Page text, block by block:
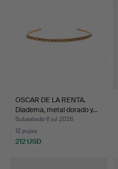
OSCAR DE LA RENTA.
Diadema, metal dorado y…
Subastado 6 jul 2026
12 pujas
212 USD